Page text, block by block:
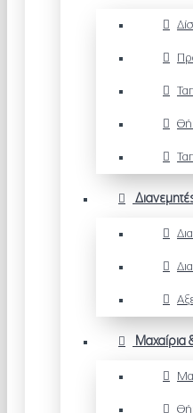
Μαχαίρια